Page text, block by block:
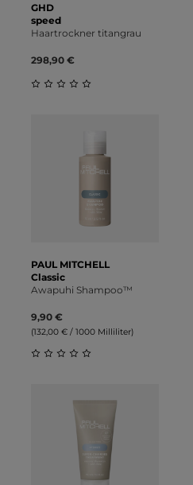
GHD
speed
Haartrockner titangrau
298,90 €
PAUL MITCHELL
Classic
Awapuhi Shampoo™
9,90 €
(132,00 € / 1000 Milliliter)